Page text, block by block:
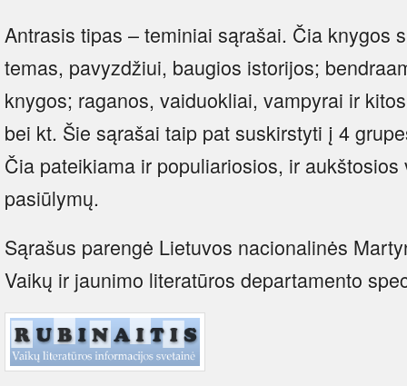
Antrasis tipas – teminiai sąrašai. Čia knygos
temas, pavyzdžiui, baugios istorijos;
knygos; raganos, vaiduokliai, vampyrai ir
bei kt. Šie sąrašai taip pat suskirstyti į 4
Čia pateikiama ir populiariosios, ir
pasiūlymų.
Sąrašus parengė Lietuvos nacionalinės
Vaikų ir jaunimo literatūros departamento